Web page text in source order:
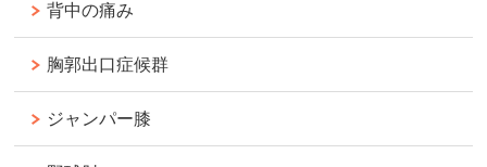
背中の痛み
胸郭出口症候群
ジャンパー膝